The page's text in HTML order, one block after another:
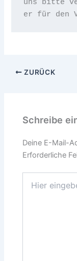
uns bitte
er für den
ZURÜCK
Schreibe
Deine E-Mail-
Erforderliche
eingeben…